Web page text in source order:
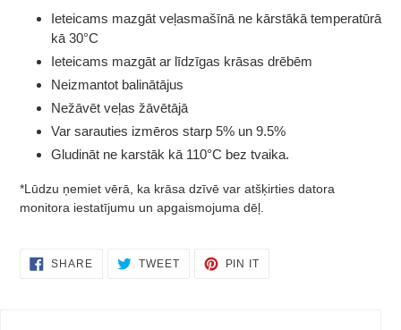
Ieteicams mazgāt veļasmašīnā ne kārstākā temperatūrā
kā 30°C
Ieteicams mazgāt ar līdzīgas krāsas drēbēm
Neizmantot balinātājus
Nežāvēt veļas žāvētājā
Var sarauties izmēros starp 5% un 9.5%
Gludināt ne karstāk kā 110°C bez tvaika.
*Lūdzu ņemiet vērā, ka krāsa dzīvē var atšķirties datora
monitora iestatījumu un apgaismojuma dēļ.
SHARESHARE TWEETTWEET
PIN IT